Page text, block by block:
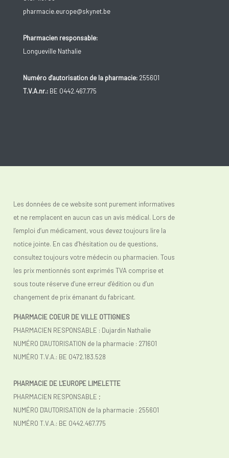
pharmacie.europe@skynet.be
Pharmacien responsable:
Longueville Nathalie
Numéro d'autorisation de la pharmacie:255601
T.V.A.nr.:BE 0442.467.775
Les données de ce website sont purement informatives
et ne remplacent en aucun cas un avis médical. Lors de
l’emploi d’un médicament, vous devez toujours lire la
notice jointe. En cas d’hésitation ou de questions,
consultez toujours votre médecin ou pharmacien. Tous
les prix mentionnés sont exprimés TVA comprise et
sous toute réserve d’une erreur d’édition ou d’un
changement de prix émanant du fabricant.
PHARMACIE COEUR DE VILLE OTTIGNIES
PHARMACIEN RESPONSABLE : Dujardin Nathalie
NUMÉRO D'AUTORISATION de la pharmacie : 271601
NUMÉRO T.V.A.: BE 0472.183.528
PHARMACIE DE L'EUROPE LIMELETTE
PHARMACIEN RESPONSABLE ;
NUMÉRO D'AUTORISATION de la pharmacie : 255601
NUMÉRO T.V.A.: BE 0442.467.775